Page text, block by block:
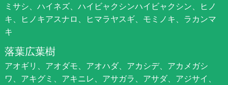
ミサシ、ハイネズ、ハイビャクシンハイビャクシン、ヒノ
キ、ヒノキアスナロ、ヒマラヤスギ、モミノキ、ラカンマ
キ
落葉広葉樹
アオギリ、アオダモ、アオハダ、アカシデ、アカメガシ
ワ、アキグミ、アキニレ、アサガラ、アサダ、アジサイ、